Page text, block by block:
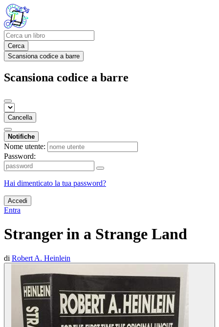
Cerca
Scansiona codice a barre
Scansiona codice a barre
Cancella
Notifiche
Nome utente:
Password:
Hai dimenticato la tua password?
Accedi
Entra
Stranger in a Strange Land
di Robert A. Heinlein